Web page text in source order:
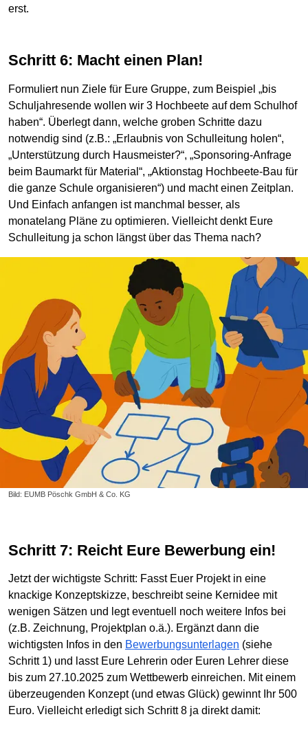
erst.
Bild: EUMB Pöschk GmbH & Co. KG
Schritt 6: Macht einen Plan!
Formuliert nun Ziele für Eure Gruppe, zum Beispiel „bis
Schuljahresende wollen wir 3 Hochbeete auf dem Schulhof
haben“. Überlegt dann, welche groben Schritte dazu
notwendig sind (z.B.: „Erlaubnis von Schulleitung holen“,
„Unterstützung durch Hausmeister?“, „Sponsoring-Anfrage
beim Baumarkt für Material“, „Aktionstag Hochbeete-Bau für
die ganze Schule organisieren“) und macht einen Zeitplan.
Und Einfach anfangen ist manchmal besser, als
monatelang Pläne zu optimieren. Vielleicht denkt Eure
Schulleitung ja schon längst über das Thema nach?
Schritt 7: Reicht Eure Bewerbung ein!
Jetzt der wichtigste Schritt: Fasst Euer Projekt in eine
knackige Konzeptskizze, beschreibt seine Kernidee mit
wenigen Sätzen und legt eventuell noch weitere Infos bei
(z.B. Zeichnung, Projektplan o.ä.). Ergänzt dann die
wichtigsten Infos in den Bewerbungsunterlagen (siehe
Schritt 1) und lasst Eure Lehrerin oder Euren Lehrer diese
bis zum 27.10.2025 zum Wettbewerb einreichen. Mit einem
überzeugenden Konzept (und etwas Glück) gewinnt Ihr 500
Euro. Vielleicht erledigt sich Schritt 8 ja direkt damit: